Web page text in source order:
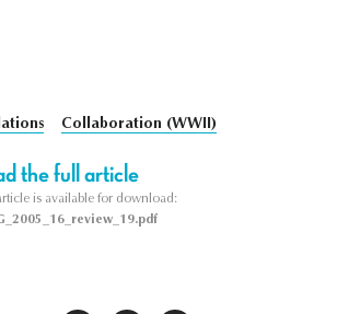
Collaboration (WWII)
the full article
article is available for download: